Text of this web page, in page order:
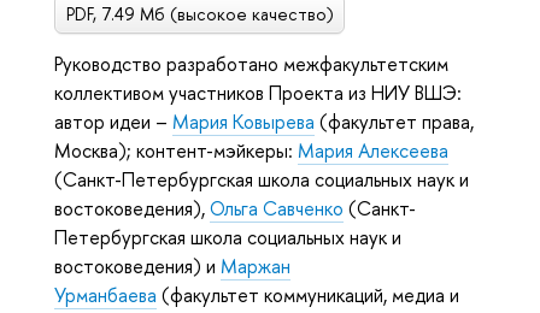
PDF, 7.49 Мб (высокое качество)
Руководство разработано межфакультетским
коллективом участников Проекта из НИУ ВШЭ:
автор идеи – Мария Ковырева (факультет права,
Москва); контент-мэйкеры: Мария Алексеева
(Санкт-Петербургская школа социальных наук и
востоковедения),Ольга Савченко (Санкт-
Петербургская школа социальных наук и
востоковедения) и Маржан
Урманбаева (факультет коммуникаций, медиа и